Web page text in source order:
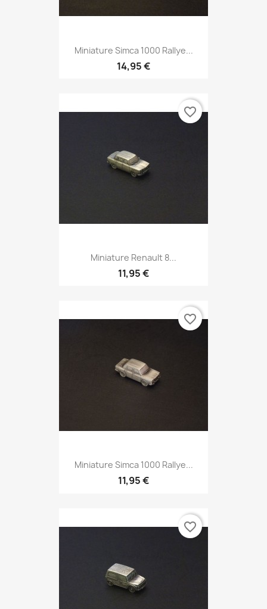
Miniature Simca 1000 Rallye...
14,95 €
Miniature Renault 8...
11,95 €
favorite_border
Miniature Simca 1000 Rallye...
11,95 €
favorite_border
favorite_border